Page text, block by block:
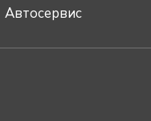
Автосервис